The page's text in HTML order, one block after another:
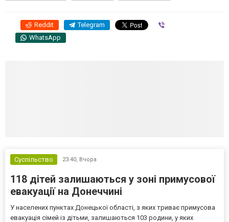
Reddit Telegram
WhatsApp
Суспільство 23:40, Вчора
118 дітей залишаються у зоні примусової
евакуації на Донеччині
У населених пунктах Донецької області, з яких триває примусова
евакуація сімей із дітьми, залишаються 103 родини, у яких